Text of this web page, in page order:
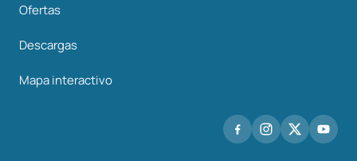
Ofertas
Descargas
Mapa interactivo